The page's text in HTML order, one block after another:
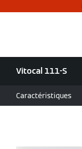
Vitocal 111-S
Caractéristiques